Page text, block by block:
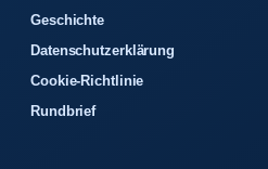
Geschichte
Datenschutzerklärung
Cookie-Richtlinie
Rundbrief